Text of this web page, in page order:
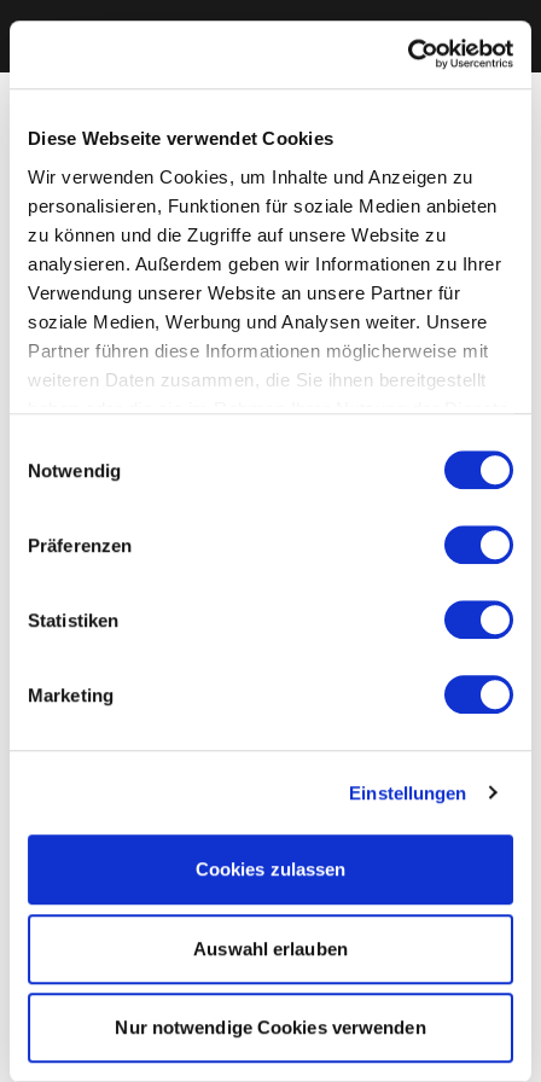
Diese Webseite verwendet Cookies
Wir verwenden Cookies, um Inhalte und Anzeigen zu
personalisieren, Funktionen für soziale Medien anbieten
zu können und die Zugriffe auf unsere Website zu
analysieren. Außerdem geben wir Informationen zu Ihrer
Verwendung unserer Website an unsere Partner für
soziale Medien, Werbung und Analysen weiter. Unsere
Partner führen diese Informationen möglicherweise mit
weiteren Daten zusammen, die Sie ihnen bereitgestellt
Cookies, wenn Sie unsere Webseite weiterhin nutzen.
Notwendig
Präferenzen
Statistiken
Marketing
Einstellungen
Cookies zulassen
Auswahl erlauben
Nur notwendige Cookies verwenden